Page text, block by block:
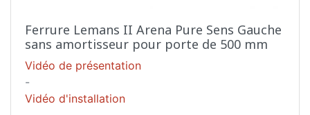
Ferrure Lemans II Arena Pure Sens Gauche
sans amortisseur pour porte de 500 mm
Vidéo de présentation
-
Vidéo d'installation